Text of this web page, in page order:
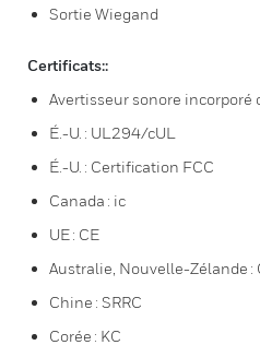
Sortie Wiegand
Certificats::
Avertisseur sonore incorporé
É.-U. : UL294/cUL
É.-U. : Certification FCC
Canada : ic
UE : CE
Australie, Nouvelle-Zélande :
Chine : SRRC
Corée : KC